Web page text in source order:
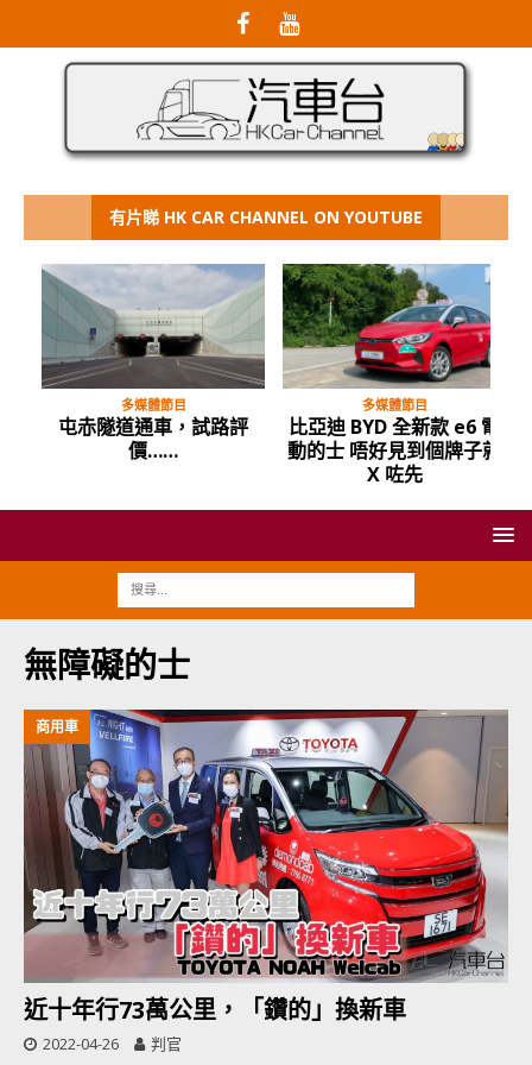
有片睇 HK CAR CHANNEL ON YOUTUBE
多媒體節目
屯赤隧道通車，試路評
價……
多媒體節目
比亞迪 BYD 全新款 e6 電
動的士 唔好見到個牌子就
X 咗先
無障礙的士
商用車
近十年行73萬公里，「鑽的」換新車
2022-04-26 判官